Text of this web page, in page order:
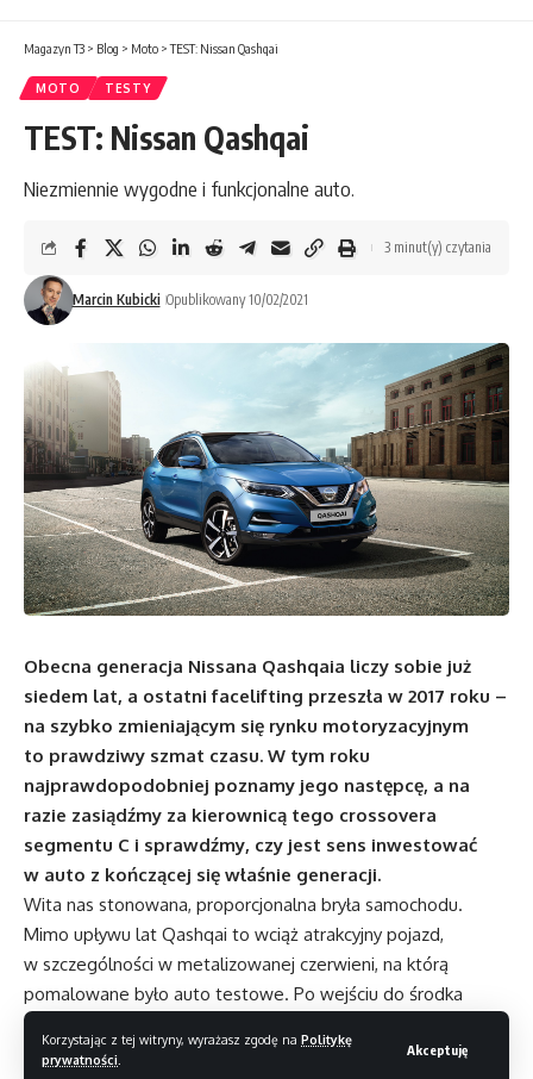
Korzystając z tej witryny, wyrażasz zgodę na Politykę
prywatności
Akceptuję
Magazyn T3 > Blog > Moto >TEST: Nissan Qashqai
MOTO TESTY
TEST: Nissan Qashqai
Niezmiennie wygodne i funkcjonalne auto.
Marcin Kubicki Opublikowany 10/02/2021
3 minut(y) czytania
Obecna generacja Nissana Qashqaia liczy sobie już
siedem lat, a ostatni facelifting przeszła w 2017 roku –
na szybko zmieniającym się rynku motoryzacyjnym
to prawdziwy szmat czasu. W tym roku
najprawdopodobniej poznamy jego następcę, a na
razie zasiądźmy za kierownicą tego crossovera
segmentu C i sprawdźmy, czy jest sens inwestować
w auto z kończącej się właśnie generacji.
Wita nas stonowana, proporcjonalna bryła samochodu.
Mimo upływu lat Qashqai to wciąż atrakcyjny pojazd,
w szczególności w metalizowanej czerwieni, na którą
pomalowane było auto testowe. Po wejściu do środka
trudno było nam jednak opanować wrażenie, że jego
wzornictwo zaczyna trochę trącić myszką – wszechobecne